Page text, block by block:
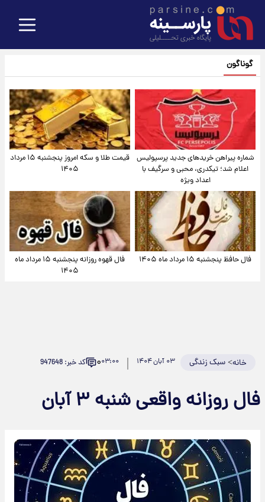
گوناگون
شماره پیراهن خریدهای جدید پرسپولیس
اعلام شد؛ تیکدری، محبی و سرگیف با
اعداد ویژه
قیمت طلا و سکه امروز پنجشنبه ۱۵ مرداد
۱۴۰۵
فال حافظ پنجشنبه ۱۵ مرداد ماه ۱۴۰۵
فال قهوه روزانه پنجشنبه ۱۵ مرداد ماه
۱۴۰۵
خانه>سبک زندگی ۰۳ آبان ۱۴۰۴ ۰۳:۰۰۰ کد خبر: 947648
فال روزانه واقعی شنبه ۳ آبان